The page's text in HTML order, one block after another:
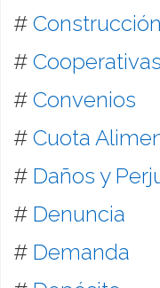
# Construcción
# Cooperativas
# Convenios
# Cuota
# Daños y
# Denuncia
# Demanda